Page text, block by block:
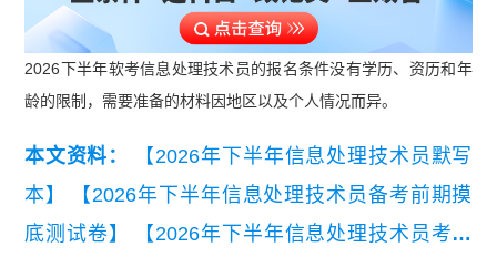
2026下半年软考信息处理技术员的报名条件没有学历、资历和年
龄的限制，需要准备的材料因地区以及个人情况而异。
本文资料：
【2026年下半年信息处理技术员默写
本】
【2026年下半年信息处理技术员备考前期摸
底测试卷】
【2026年下半年信息处理技术员考试